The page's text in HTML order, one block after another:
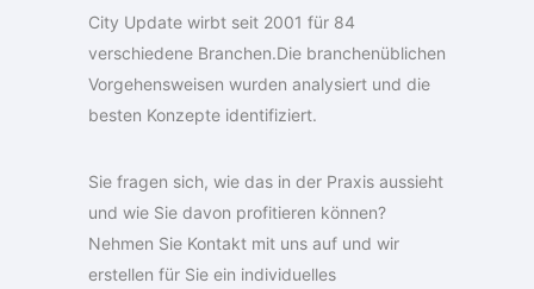
City Update wirbt seit 2001 für 84
verschiedene Branchen.Die branchenüblichen
Vorgehensweisen wurden analysiert und die
besten Konzepte identifiziert.
Sie fragen sich, wie das in der Praxis aussieht
und wie Sie davon profitieren können?
Nehmen Sie Kontakt mit uns auf und wir
erstellen für Sie ein individuelles